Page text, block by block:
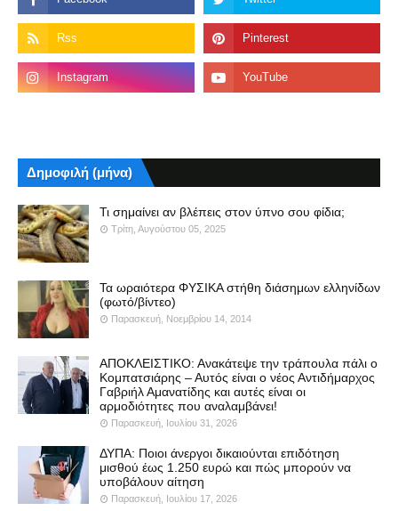
Δημοφιλή (μήνα)
Τι σημαίνει αν βλέπεις στον ύπνο σου φίδια;
Τρίτη, Αυγούστου 05, 2025
Τα ωραιότερα ΦΥΣΙΚΑ στήθη διάσημων ελληνίδων
(φωτό/βίντεο)
Παρασκευή, Νοεμβρίου 14, 2014
ΑΠΟΚΛΕΙΣΤΙΚΟ: Ανακάτεψε την τράπουλα πάλι ο
Κομπατσιάρης – Αυτός είναι ο νέος Αντιδήμαρχος
Γαβριήλ Αμανατίδης και αυτές είναι οι
αρμοδιότητες που αναλαμβάνει!
Παρασκευή, Ιουλίου 31, 2026
ΔΥΠΑ: Ποιοι άνεργοι δικαιούνται επιδότηση
μισθού έως 1.250 ευρώ και πώς μπορούν να
υποβάλουν αίτηση
Παρασκευή, Ιουλίου 17, 2026